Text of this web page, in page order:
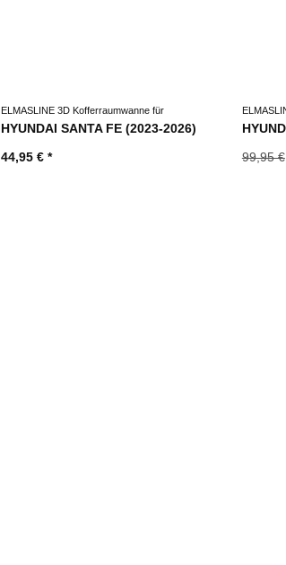
ELMASLINE 3D Kofferraumwanne für
HYUNDAI SANTA FE (2023-2026)
44,95 €*
99,95 €